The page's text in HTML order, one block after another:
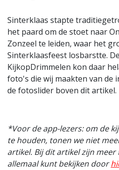
Sinterklaas stapte
het paard om de stoet naar
Zonzeel te leiden, waar het
Sinterklaasfeest losbarstte.
KijkopDrimmelen kon daar
foto's die wij maakten van de
de fotoslider boven dit artikel.
*Voor de app-lezers: om de
te houden, tonen we niet
artikel. Bij dit artikel zijn
allemaal kunt bekijken door